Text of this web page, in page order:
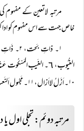
مرتبہ لاتعین کے مفہوم
خاص جہت سے اس مفہوم کو
۱۰۔ اَزَلُ لااَزال، ۱۱۔ مَجہُول اَلنَعت، ۱۲۔ عَینِ کافُور
مرتبہ دوئم: تجلی اول